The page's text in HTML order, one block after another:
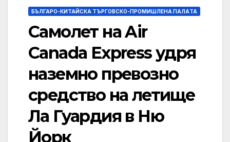
БЪЛГАРО-КИТАЙСКА ТЪРГОВСКО-ПРОМИШЛЕНА ПАЛAТА
Самолет на Air
Canada Express удря
наземно превозно
средство на летище
Ла Гуардия в Ню
Йорк